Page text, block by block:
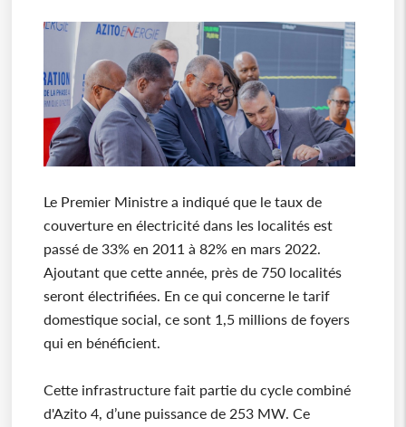
Le Premier Ministre a indiqué que le taux de
couverture en électricité dans les localités est
passé de 33% en 2011 à 82% en mars 2022.
Ajoutant que cette année, près de 750 localités
seront électrifiées. En ce qui concerne le tarif
domestique social, ce sont 1,5 millions de foyers
qui en bénéficient.
Cette infrastructure fait partie du cycle combiné
d'Azito 4, d’une puissance de 253 MW. Ce